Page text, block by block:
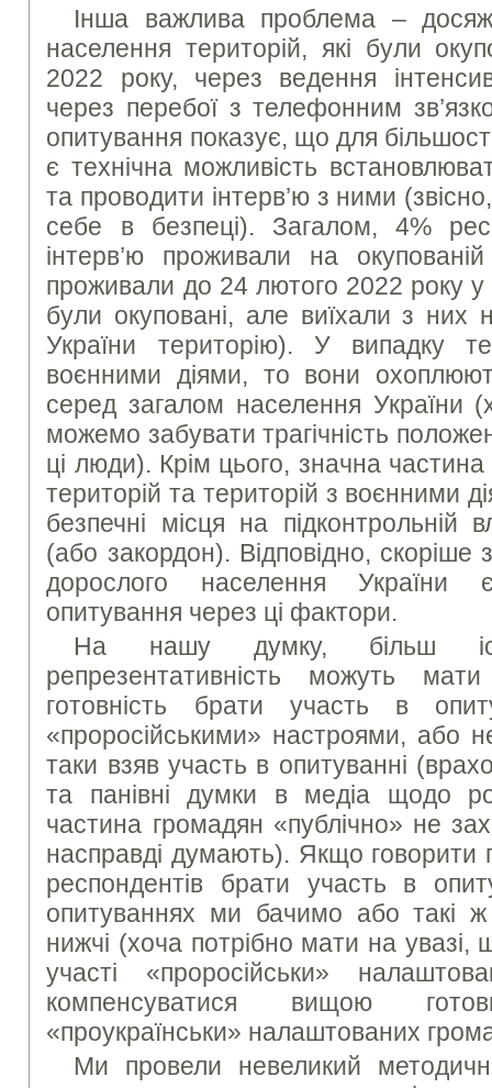
Інша важлива проблема –
населення територій, які були
2022 року, через ведення
через перебої з телефонним
опитування показує, що для
є технічна можливість
та проводити інтерв’ю з ними
себе в безпеці). Загалом, 4%
інтерв’ю проживали на
проживали до 24 лютого 2022 року у
були окуповані, але виїхали з них
України територію). У випадку
воєнними діями, то вони
серед загалом населення України
можемо забувати трагічність
ці люди). Крім цього, значна
територій та територій з воєнними
безпечні місця на підконтрольній
(або закордон). Відповідно,
дорослого населення
опитування через ці фактори.
На нашу думку, більш
репрезентативність можуть
готовність брати участь в
«проросійськими» настроями, або
таки взяв участь в опитуванні
та панівні думки в медіа щодо
частина громадян «публічно» не
насправді думають). Якщо говорити
респондентів брати участь в
опитуваннях ми бачимо або такі
нижчі (хоча потрібно мати на увазі,
участі «проросійськи»
компенсуватися вищою
«проукраїнськи» налаштованих
Ми провели невеликий